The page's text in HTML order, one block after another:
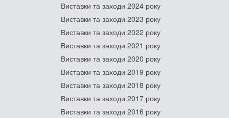
Виставки та заходи 2024 року
Виставки та заходи 2023 року
Виставки та заходи 2022 року
Виставки та заходи 2021 року
Виставки та заходи 2020 року
Виставки та заходи 2019 року
Виставки та заходи 2018 року
Виставки та заходи 2017 року
Виставки та заходи 2016 року